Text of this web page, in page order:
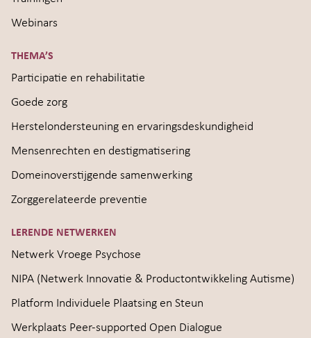
Webinars
THEMA’S
Participatie en rehabilitatie
Goede zorg
Herstelondersteuning en ervaringsdeskundigheid
Mensenrechten en destigmatisering
Domeinoverstijgende samenwerking
Zorggerelateerde preventie
LERENDE NETWERKEN
Netwerk Vroege Psychose
NIPA (Netwerk Innovatie & Productontwikkeling Autisme)
Platform Individuele Plaatsing en Steun
Werkplaats Peer-supported Open Dialogue